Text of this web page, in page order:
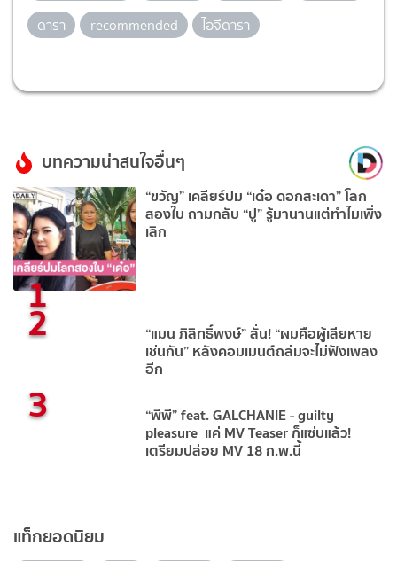
ดารา
recommended ไอจีดารา
บทความน่าสนใจอื่นๆ
1
“ขวัญ” เคลียร์ปม “เด๋อ ดอกสะเดา” โลก
สองใบ ถามกลับ “ปู” รู้มานานแต่ทำไมเพิ่ง
เลิก
2 “แมน ภิสิทธิ์พงษ์” ลั่น! “ผมคือผู้เสียหาย
เช่นกัน” หลังคอมเมนต์ถล่มจะไม่ฟังเพลง
อีก
3 “พีพี” feat. GALCHANIE - guilty
pleasure แค่ MV Teaser ก็แซ่บแล้ว!
เตรียมปล่อย MV 18 ก.พ.นี้
แท็กยอดนิยม